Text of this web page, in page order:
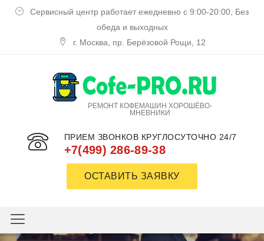
Сервисный центр работает ежедневно с 9:00-20:00, Без
обеда и выходных
г. Москва, пр. Берёзовой Рощи, 12
РЕМОНТ КОФЕМАШИН ХОРОШЁВО-
МНЕВНИКИ
ПРИЕМ ЗВОНКОВ КРУГЛОСУТОЧНО 24/7
+7(499) 286-89-38
ОСТАВИТЬ ЗАЯВКУ